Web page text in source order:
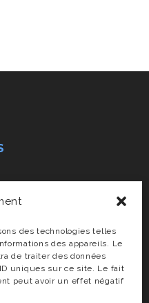
des technologies telles
des appareils. Le
de traiter des données
uniques sur ce site. Le fait
peut avoir un effet négatif